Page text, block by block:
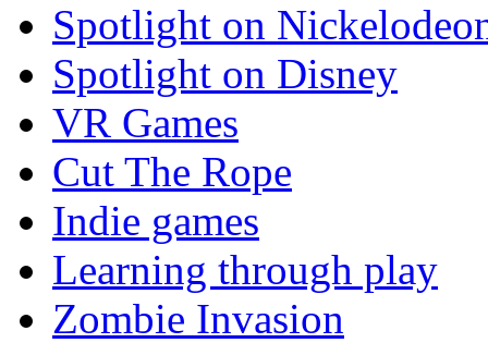
Spotlight on
Spotlight on Disney
VR Games
Cut The Rope
Indie games
Learning through play
Zombie Invasion